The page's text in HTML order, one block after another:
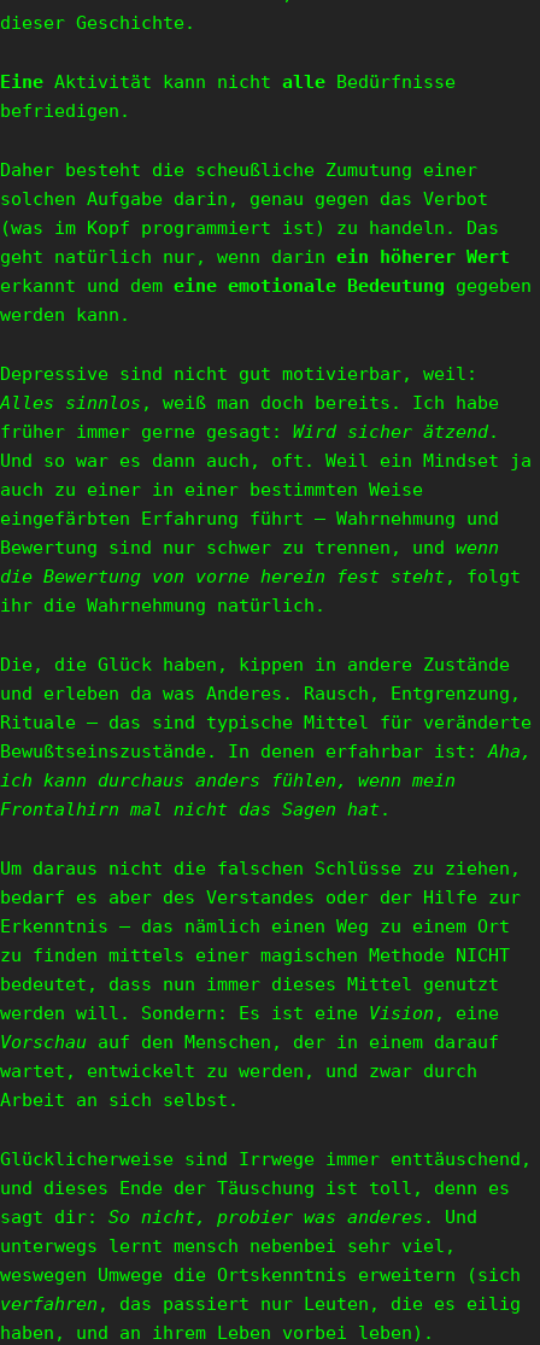
dieser Geschichte.
Eine Aktivität kann nicht alle Bedürfnisse
befriedigen.
Daher besteht die scheußliche Zumutung einer
solchen Aufgabe darin, genau gegen das Verbot
(was im Kopf programmiert ist) zu handeln. Das
geht natürlich nur, wenn darin ein höherer Wert
erkannt und dem eine emotionale Bedeutung gegeben
werden kann.
Depressive sind nicht gut motivierbar, weil:
Alles sinnlos , weiß man doch bereits. Ich habe
früher immer gerne gesagt:
Wird sicher ätzend.
Und so war es dann auch, oft. Weil ein Mindset ja
auch zu einer in einer bestimmten Weise
eingefärbten Erfahrung führt – Wahrnehmung und
Bewertung sind nur schwer zu trennen, und wenn
die Bewertung von vorne herein fest steht, folgt
ihr die Wahrnehmung natürlich.
Die, die Glück haben, kippen in andere Zustände
und erleben da was Anderes. Rausch, Entgrenzung,
Rituale – das sind typische Mittel für veränderte
Bewußtseinszustände. In denen erfahrbar ist:Aha,
ich kann durchaus anders fühlen, wenn mein
Frontalhirn mal nicht das Sagen hat.
Um daraus nicht die falschen Schlüsse zu ziehen,
bedarf es aber des Verstandes oder der Hilfe zur
Erkenntnis – das nämlich einen Weg zu einem Ort
zu finden mittels einer magischen Methode NICHT
bedeutet, dass nun immer dieses Mittel genutzt
werden will. Sondern: Es ist eine Vision , eine
Vorschau auf den Menschen, der in einem darauf
wartet, entwickelt zu werden, und zwar durch
Arbeit an sich selbst.
Glücklicherweise sind Irrwege immer enttäuschend,
und dieses Ende der Täuschung ist toll, denn es
sagt dir: So nicht, probier was anderes . Und
unterwegs lernt mensch nebenbei sehr viel,
weswegen Umwege die Ortskenntnis erweitern (sich
verfahren , das passiert nur Leuten, die es eilig
haben, und an ihrem Leben vorbei leben).